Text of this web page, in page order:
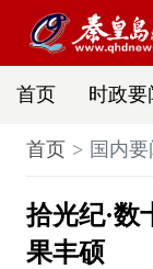
首页 时政要
首页 国内要
拾光纪·数
果丰硕